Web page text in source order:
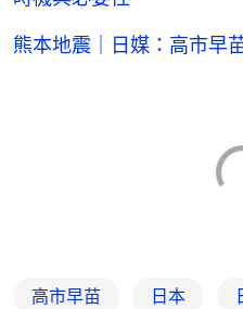
熊本地震｜日媒：高市早
高市早苗 日本